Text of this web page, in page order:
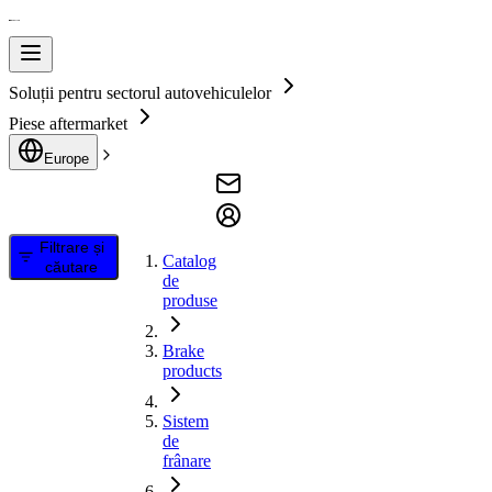
Soluții pentru sectorul autovehiculelor
Piese aftermarket
Europe
Filtrare și
căutare
Catalog
de
produse
Brake
products
Sistem
de
frânare